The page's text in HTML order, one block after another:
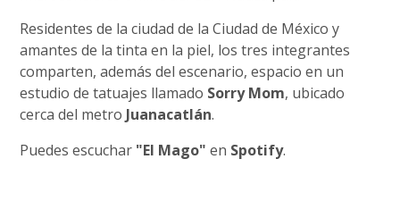
Residentes de la ciudad de la Ciudad de México y
amantes de la tinta en la piel, los tres integrantes
comparten, además del escenario, espacio en un
estudio de tatuajes llamado Sorry Mom, ubicado
cerca del metroJuanacatlán.
Puedes escuchar "El Mago" en Spotify.